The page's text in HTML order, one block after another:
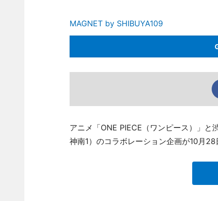
MAGNET by SHIBUYA109
アニメ「ONE PIECE（ワンピース）」
神南1）のコラボレーション企画が10月